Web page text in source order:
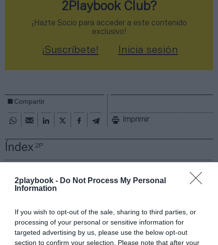
2playbook - Do Not Process My Personal
Information
If you wish to opt-out of the sale, sharing to third parties, or
processing of your personal or sensitive information for
targeted advertising by us, please use the below opt-out
section to confirm your selection. Please note that after your
Índex2P
David Lloyd
2Playbook Club?
¡Hazte Socio para acceder a este contenido
exclusivo!
¡Suscríbete! Inicia sesión
Compartir
Imprimir